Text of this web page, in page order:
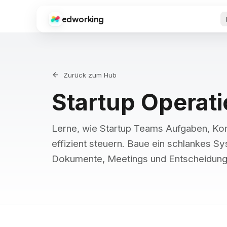
Edworking
edworking
Aufgabenverwaltung
Chat
Text, Bilder, Dateien & private Chats
Videoanrufe
Dokumente
Voller Editor mit Teilen & Export
Zurück zum Hub
Startup
Lerne, wie Startup Teams Aufgaben,
effizient steuern. Baue ein schlankes
Dokumente, Meetings und